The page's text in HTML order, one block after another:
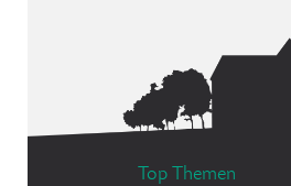
Top Themen